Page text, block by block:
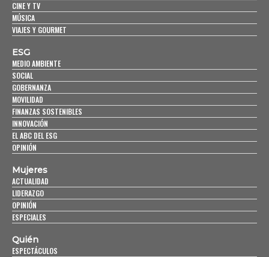
CINE Y TV
MÚSICA
VIAJES Y GOURMET
ESG
MEDIO AMBIENTE
SOCIAL
GOBERNANZA
MOVILIDAD
FINANZAS SOSTENIBLES
INNOVACIÓN
EL ABC DEL ESG
OPINIÓN
Mujeres
ACTUALIDAD
LIDERAZGO
OPINIÓN
ESPECIALES
Quién
ESPECTÁCULOS